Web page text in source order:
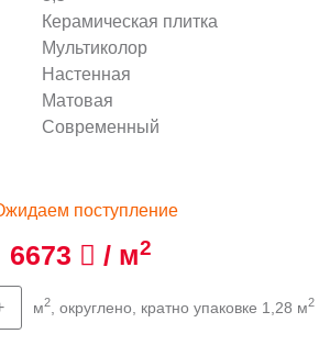
Керамическая плитка
Мультиколор
Настенная
Матовая
Современный
поступление
6673 / м2
м2, округлено, кратно упаковке 1,28 м2